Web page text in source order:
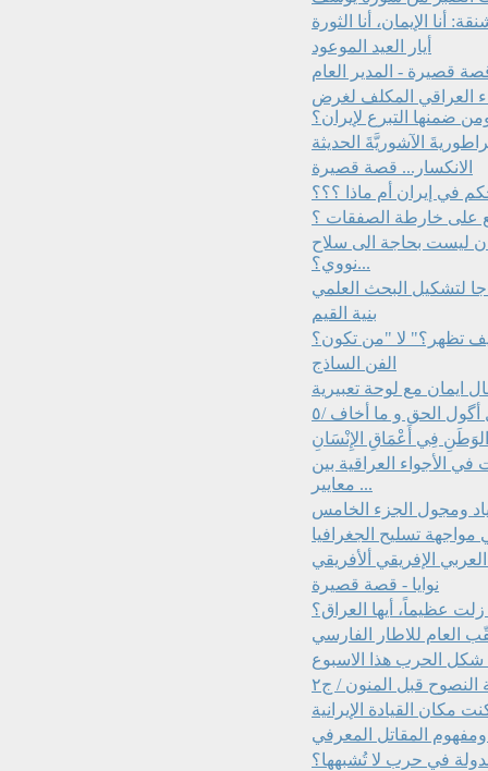
أنا الإيمان، أنا الثورة
أيار العيد الموعود
قصيرة - المدير العام
العراقي المكلف لغرض
ضمنها التبرع لإيران؟
الآشوريَّةَ الحديثة
الانكسار... قصة قصيرة
على خارطة الصفقات ؟
ليست بحاجة الى سلاح
نووي؟...
بنية القيم
الفن الساذج
ايمان مع لوحة تعبيرية
الحق و ما أخاف /٥
فِي أَعْمَاقِ الإِنْسَانِ
الأجواء العراقية بين
معايير ...
ومجول الجزء الخامس
تسليح الجغرافيا
نوايا - قصة قصيرة
عظيماً، أيها العراق؟
العام للاطار الفارسي
النصوح قبل المنون / ج٢
مكان القيادة الإيرانية
المقاتل المعرفي
في حرب لا تُشبهها؟